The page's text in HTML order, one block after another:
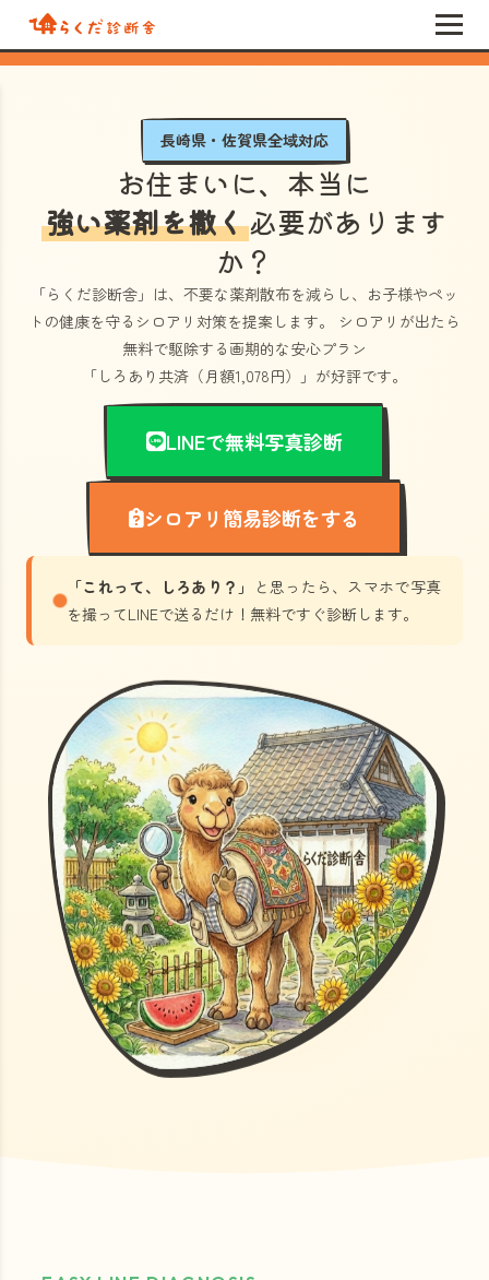
長崎県・佐賀県全域対応
お住まいに、本当に
強い薬剤を撒く必要があります
か？
「らくだ診断舎」 は、不要な薬剤散布を減らし、お子様やペッ
トの健康を守るシロアリ対策を提案します。 シロアリが出たら
無料で駆除する画期的な安心プラン
「しろあり共済（月額1,078円）」 が好評です。
LINEで無料写真診断
シロアリ簡易診断をする
「これって、しろあり？」
と思ったら、スマホで写真
を撮ってLINEで送るだけ！無料ですぐ診断します。